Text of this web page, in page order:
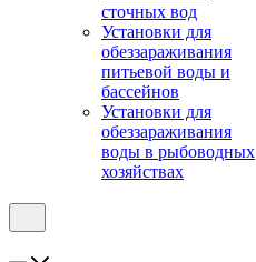
сточных вод
Установки для
обеззараживания
питьевой воды и
бассейнов
Установки для
обеззараживания
воды в рыбоводных
хозяйствах